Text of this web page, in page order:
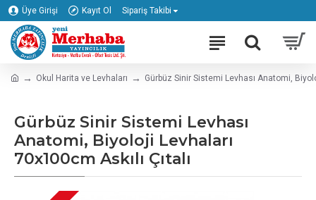
Üye Girişi Kayıt Ol Sipariş Takibi
Okul Harita ve Levhaları Gürbüz Sinir Sistemi Levhası Anatomi,
Gürbüz Sinir Sistemi Levhası
Anatomi, Biyoloji Levhaları
70x100cm Askılı Çıtalı